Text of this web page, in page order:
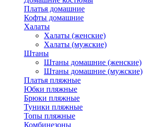
Платья домашние
Кофты домашние
Халаты
Халаты (женские)
Халаты (мужские)
Штаны
Штаны домашние (женские)
Штаны домашние (мужские)
Платья пляжные
Юбки пляжные
Брюки пляжные
Туники пляжные
Топы пляжные
Комбинезоны